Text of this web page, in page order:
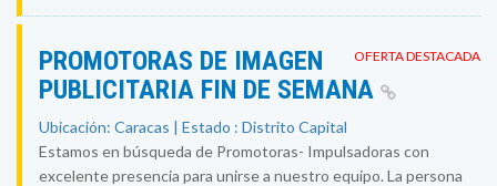
OFERTA DESTACADA
PROMOTORAS DE IMAGEN
PUBLICITARIA FIN DE SEMANA
Ubicación: Caracas | Estado : Distrito Capital
Estamos en búsqueda de Promotoras- Impulsadoras con
excelente presencia para unirse a nuestro equipo. La persona